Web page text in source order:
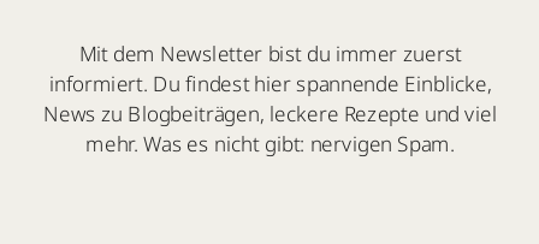
Mit dem Newsletter bist du immer zuerst
informiert. Du findest hier spannende Einblicke,
News zu Blogbeiträgen, leckere Rezepte und viel
mehr. Was es nicht gibt: nervigen Spam.